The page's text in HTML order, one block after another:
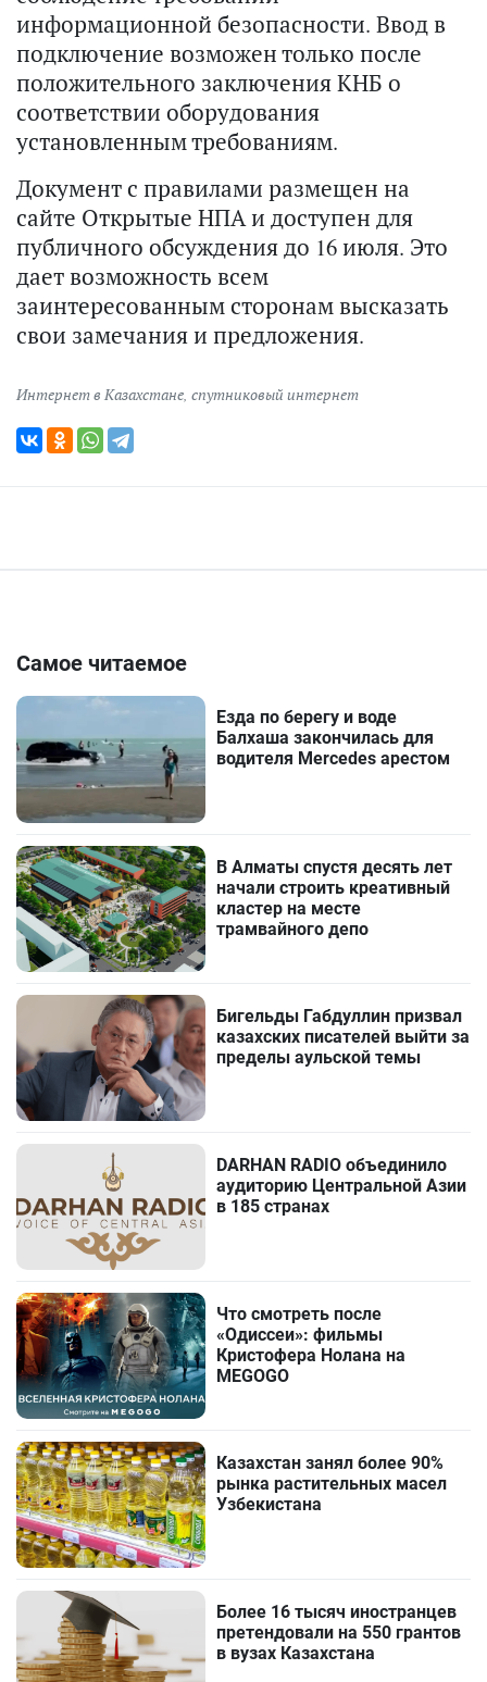
информационной безопасности. Ввод в
подключение возможен только после
положительного заключения КНБ о
соответствии оборудования
установленным требованиям.
Документ с правилами размещен на
сайте Открытые НПА и доступен для
публичного обсуждения до 16 июля. Это
дает возможность всем
заинтересованным сторонам высказать
свои замечания и предложения.
Интернет в Казахстане, спутниковый интернет
Самое читаемое
Езда по берегу и воде
Балхаша закончилась для
водителя Mercedes арестом
В Алматы спустя десять лет
начали строить креативный
кластер на месте
трамвайного депо
Бигельды Габдуллин призвал
казахских писателей выйти за
пределы аульской темы
DARHAN RADIO объединило
аудиторию Центральной Азии
в 185 странах
Что смотреть после
«Одиссеи»: фильмы
Кристофера Нолана на
MEGOGO
Казахстан занял более 90%
рынка растительных масел
Узбекистана
Более 16 тысяч иностранцев
претендовали на 550 грантов
в вузах Казахстана